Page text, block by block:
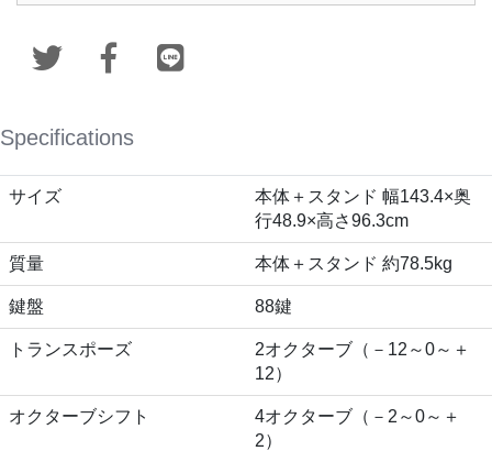
Specifications
サイズ
本体＋スタンド 幅143.4×奥
行48.9×高さ96.3cm
質量 本体＋スタンド 約78.5kg
鍵盤 88鍵
トランスポーズ
2オクターブ（－12～0～＋
12）
オクターブシフト
4オクターブ（－2～0～＋
2）